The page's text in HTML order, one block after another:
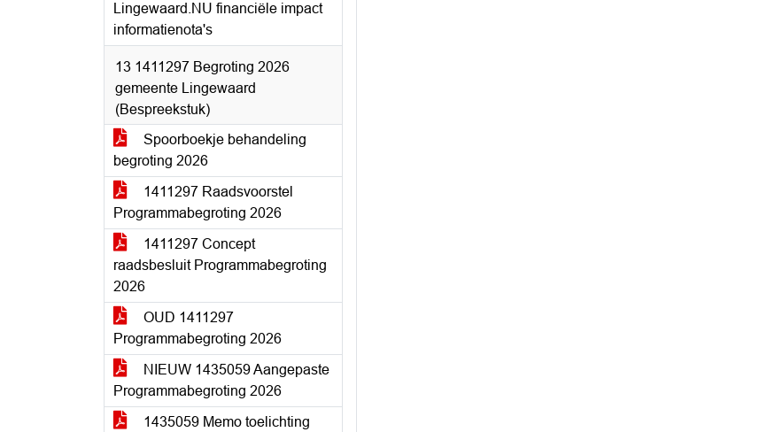
Lingewaard.NU financiële impact
informatienota's
13 1411297 Begroting 2026
gemeente Lingewaard
(Bespreekstuk)
Spoorboekje behandeling
begroting 2026
1411297 Raadsvoorstel
Programmabegroting 2026
1411297 Concept
raadsbesluit Programmabegroting
2026
OUD 1411297
Programmabegroting 2026
NIEUW 1435059 Aangepaste
Programmabegroting 2026
1435059 Memo toelichting